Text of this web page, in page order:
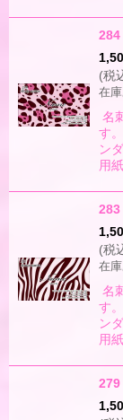
(税
在
名
す
ン
用
(税
在
名
す
ン
用